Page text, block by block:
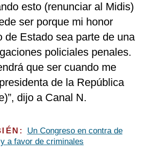
esto (renunciar al Midis)
ser porque mi honor
de Estado sea parte de una
policiales penales.
que ser cuando me
de la República
dijo a Canal N.
Un Congreso en contra de
a favor de criminales